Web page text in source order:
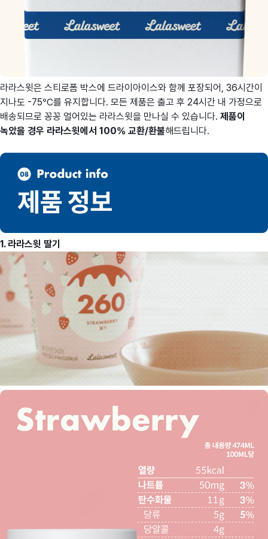
라라스윗은 스티로폼 박스에 드라이아이스와 함께 포장되어, 36시간이
지나도 -75℃를 유지합니다. 모든 제품은 출고 후 24시간 내 가정으로
배송되므로 꽁꽁 얼어있는 라라스윗을 만나실 수 있습니다. 제품이
녹았을 경우 라라스윗에서 100% 교환/환불해드립니다.
1. 라라스윗 딸기